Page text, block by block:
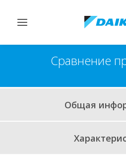
Переключить
Сравнение
Общая